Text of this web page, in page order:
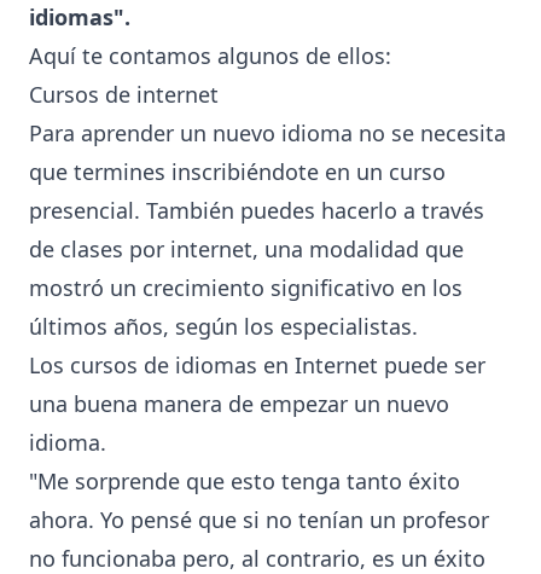
idiomas".
Aquí te contamos algunos de ellos:
Cursos de internet
Para aprender un nuevo idioma no se necesita
que termines inscribiéndote en un curso
presencial. También puedes hacerlo a través
de clases por internet, una modalidad que
mostró un crecimiento significativo en los
últimos años, según los especialistas.
Los cursos de idiomas en Internet puede ser
una buena manera de empezar un nuevo
idioma.
"Me sorprende que esto tenga tanto éxito
ahora. Yo pensé que si no tenían un profesor
no funcionaba pero, al contrario, es un éxito